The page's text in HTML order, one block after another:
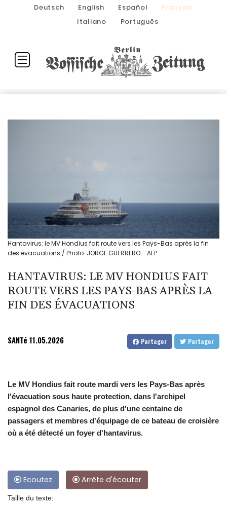
Deutsch English Español
Français
Italiano
Português
Hantavirus: le MV Hondius fait route vers les Pays-Bas après la fin
des évacuations / Photo: JORGE GUERRERO - AFP
HANTAVIRUS: LE MV HONDIUS FAIT
ROUTE VERS LES PAYS-BAS APRÈS LA
FIN DES ÉVACUATIONS
SANTé 11.05.2026 Partager Partager
Le MV Hondius fait route mardi vers les Pays-Bas après
l'évacuation sous haute protection, dans l'archipel
espagnol des Canaries, de plus d'une centaine de
passagers et membres d'équipage de ce bateau de croisière
où a été détecté un foyer d'hantavirus.
Ecoutez Arrête d'écouter
Taille du texte: